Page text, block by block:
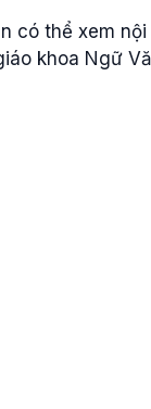
có thể xem nội
khoa Ngữ